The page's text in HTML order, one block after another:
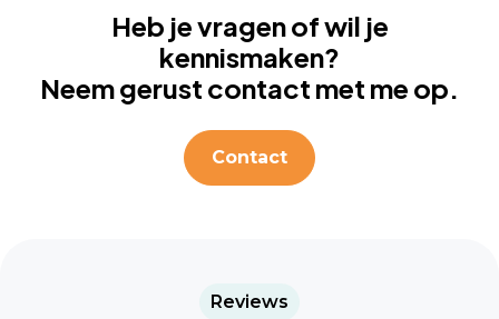
Heb je vragen of wil je
kennismaken?
Neem gerust contact met me op.
Contact
Reviews